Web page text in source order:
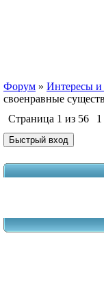
Форум » Интересы и
своенравные
Страница 1 из 56 1